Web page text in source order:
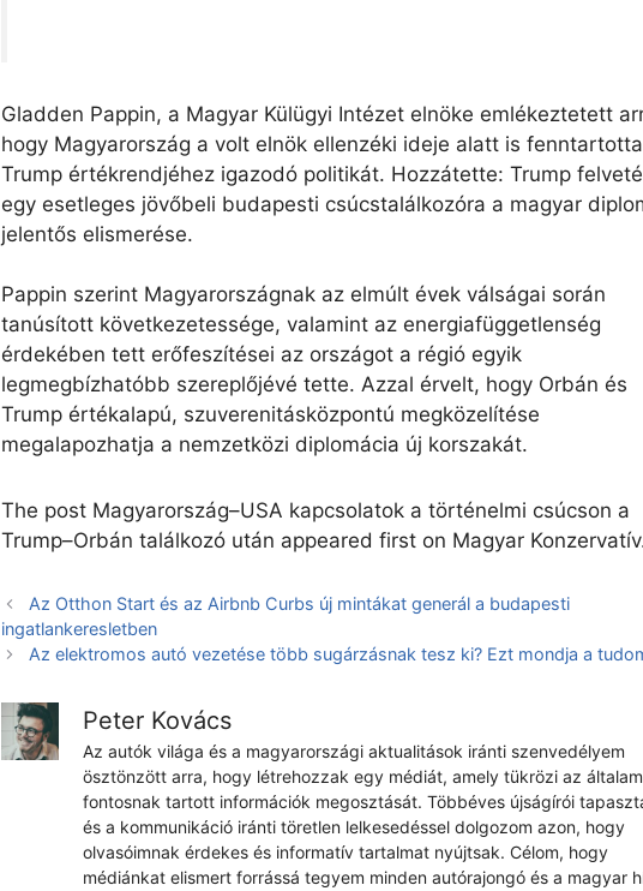
Gladden Pappin, a Magyar Külügyi Intézet elnöke emlékeztetett
hogy Magyarország a volt elnök ellenzéki ideje alatt is
Trump értékrendjéhez igazodó politikát. Hozzátette: Trump
egy esetleges jövőbeli budapesti csúcstalálkozóra a magyar
jelentős elismerése.
Pappin szerint Magyarországnak az elmúlt évek válságai során
tanúsított következetessége, valamint az energiafüggetlenség
érdekében tett erőfeszítései az országot a régió egyik
legmegbízhatóbb szereplőjévé tette. Azzal érvelt, hogy Orbán és
Trump értékalapú, szuverenitásközpontú megközelítése
megalapozhatja a nemzetközi diplomácia új korszakát.
The post Magyarország–USA kapcsolatok a történelmi csúcson a
Trump–Orbán találkozó után appeared first on Magyar
Az Otthon Start és az Airbnb Curbs új mintákat generál a budapesti
ingatlankeresletben
Az elektromos autó vezetése több sugárzásnak tesz ki? Ezt mondja a
Peter Kovács
Az autók világa és a magyarországi aktualitások iránti szenvedélyem
ösztönzött arra, hogy létrehozzak egy médiát, amely tükrözi az általam
fontosnak tartott információk megosztását. Többéves újságírói
és a kommunikáció iránti töretlen lelkesedéssel dolgozom azon, hogy
olvasóimnak érdekes és informatív tartalmat nyújtsak. Célom, hogy
médiánkat elismert forrássá tegyem minden autórajongó és a magyar